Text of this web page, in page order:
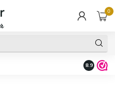
0
Fysieke
8.9